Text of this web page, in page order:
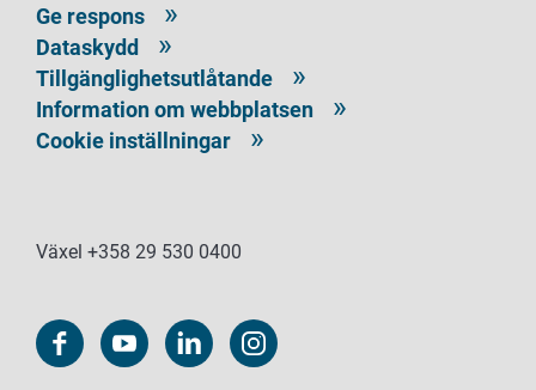
Ge respons
Dataskydd
Tillgänglighetsutlåtande
Information om webbplatsen
Cookie inställningar
Växel +358 29 530 0400